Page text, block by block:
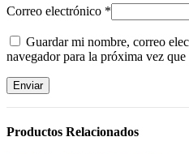
Correo electrónico *
Guardar mi nombre, correo
navegador para la próxima vez
Productos Relacionados